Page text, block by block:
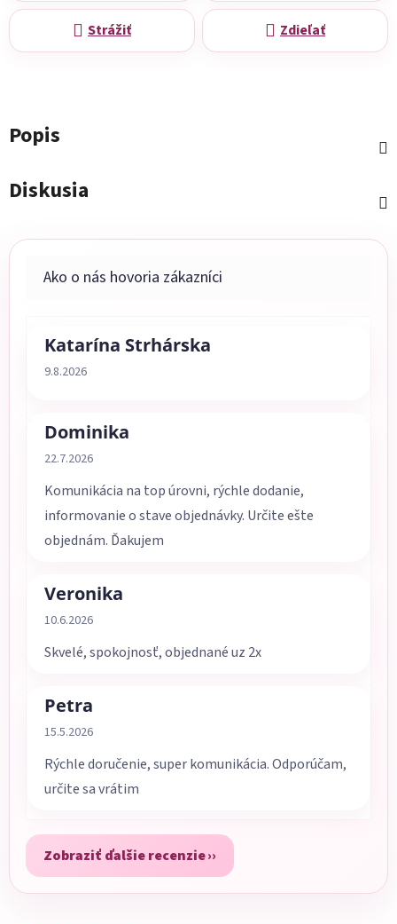
Strážiť Zdieľať
Popis
Diskusia
Katarína Strhárska
Hodnotenie obchodu je 5 z 5 hviezdičiek.
9.8.2026
Dominika
Hodnotenie obchodu je 5 z 5 hviezdičiek.
22.7.2026
Komunikácia na top úrovni, rýchle dodanie,
informovanie o stave objednávky. Určite ešte
objednám. Ďakujem
Veronika
Hodnotenie obchodu je 5 z 5 hviezdičiek.
10.6.2026
Skvelé, spokojnosť, objednané uz 2x
Petra
Hodnotenie obchodu je 5 z 5 hviezdičiek.
15.5.2026
Rýchle doručenie, super komunikácia. Odporúčam,
určite sa vrátim
Zobraziť ďalšie recenzie